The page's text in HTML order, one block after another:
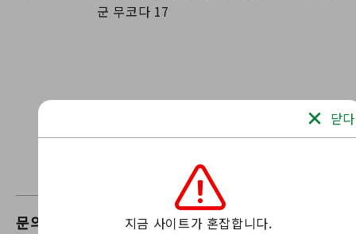
군 무코다 17
문의
후쿠시마동물복지센터
닫다
지금 사이트가 혼잡합니다.